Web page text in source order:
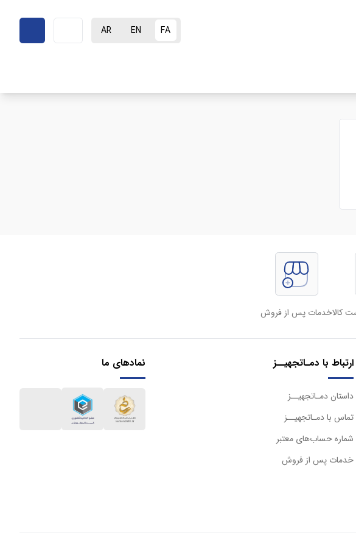
FA
EN
AR
خدمات پس از فروش
ارتباط با دمـاتجهیــز
داستان دمـاتجهیــز
تماس با دمـاتجهیــز
شماره حساب‌های معتبر
خدمات پس از فروش
نمادهای ما